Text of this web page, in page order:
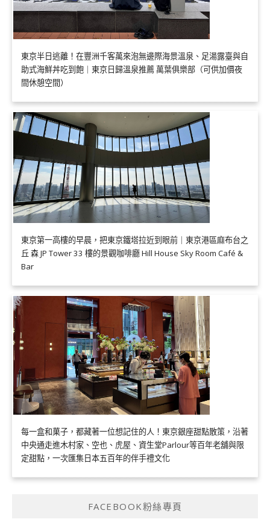
東京半日逃離！在豐洲千客萬來泡無邊際海景溫泉、足湯露臺與自
助式海鮮丼吃到飽｜東京日歸溫泉推薦 萬葉俱樂部（可供加價夜
間休憩空間）
東京第一高樓的早晨，把東京鐵塔拉近到眼前｜東京港區麻布台之
丘 森 JP Tower 33 樓的景觀咖啡廳 Hill House Sky Room Café &
Bar
每一盒和菓子，都藏著一位想記住的人！東京銀座甜點散策，沿著
中央通走進木村家、空也、虎屋、資生堂Parlour等百年老舖與限
定甜點，一次匯集日本五百年的伴手禮文化
FACEBOOK粉絲專頁